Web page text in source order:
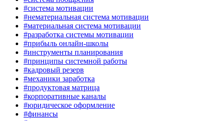
#система мотивации
#нематериальная система мотивации
#материальная система мотивации
#разработка системы мотивации
#прибыль онлайн-школы
#инструменты планирования
#принципы системной работы
#кадровый резерв
#механики заработка
#продуктовая матрица
#корпоративные каналы
#юридическое оформление
#финансы